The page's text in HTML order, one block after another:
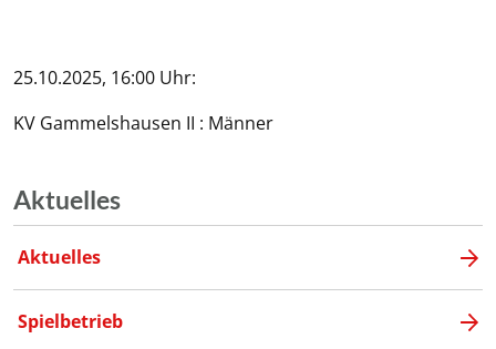
25.10.2025, 16:00 Uhr:
KV Gammelshausen II : Männer
Aktuelles
Aktuelles
Spielbetrieb